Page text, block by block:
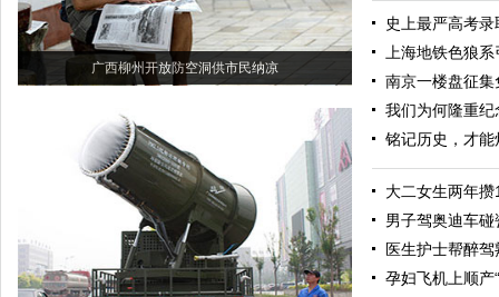
广西柳州开放防空洞供市民纳凉
史上最严高考
上海地铁色狼
南京一楼盘征
我们为何隆重
铭记历史，才能
大二女生两年
男子驾奥迪车碰
医生护士帮醉
孕妇飞机上顺产